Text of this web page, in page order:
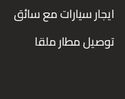
ايجار سيارات مع سائق
توصيل مطار ملقا